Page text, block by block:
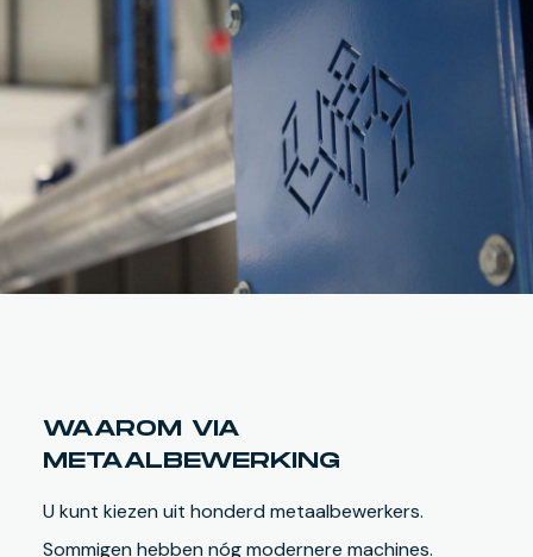
WAAROM VIA
METAALBEWERKING
U kunt kiezen uit honderd metaalbewerkers.
Sommigen hebben nóg modernere machines.